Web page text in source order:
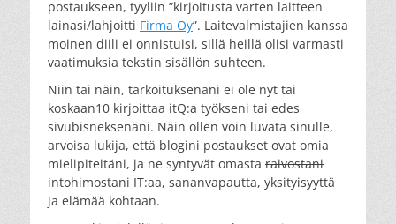
postaukseen, tyyliin ”kirjoitusta varten laitteen
lainasi/lahjoitti Firma Oy”. Laitevalmistajien kanssa
moinen diili ei onnistuisi, sillä heillä olisi varmasti
vaatimuksia tekstin sisällön suhteen.
Niin tai näin, tarkoituksenani ei ole nyt tai
koskaan10 kirjoittaa itQ:a työkseni tai edes
sivubisneksenäni. Näin ollen voin luvata sinulle,
arvoisa lukija, että blogini postaukset ovat omia
mielipiteitäni, ja ne syntyvät omasta raivostani
intohimostani IT:aa, sananvapautta, yksityisyyttä
ja elämää kohtaan.